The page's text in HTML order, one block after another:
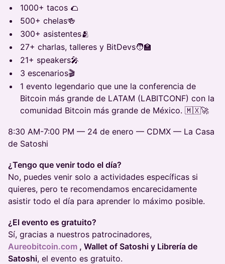
1000+ tacos 🌮
500+ chelas🍻
300+ asistentes🫂
27+ charlas, talleres y BitDevs🧑‍🏫
21+ speakers🎤
3 escenarios🎬
1 evento legendario que une la conferencia de
Bitcoin más grande de LATAM (LABITCONF) con la
comunidad Bitcoin más grande de México. 🇲🇽🚀
8:30 AM-7:00 PM — 24 de enero — CDMX — La Casa
de Satoshi
¿Tengo que venir todo el día?
No, puedes venir solo a actividades específicas si
quieres, pero te recomendamos encarecidamente
asistir todo el día para aprender lo máximo posible.
¿El evento es gratuito?
Sí, gracias a nuestros patrocinadores,
Aureobitcoin.com , Wallet of Satoshi y Librería de
Satoshi, el evento es gratuito.